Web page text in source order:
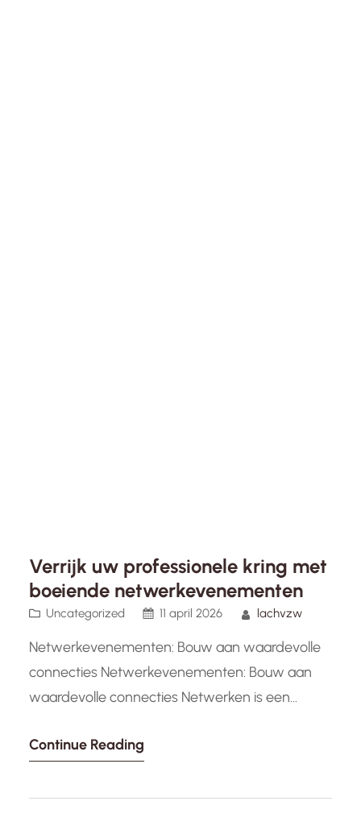
Verrijk uw professionele kring met
boeiende netwerkevenementen
Uncategorized 11 april 2026 lachvzw
Netwerkevenementen: Bouw aan waardevolle
connecties Netwerkevenementen: Bouw aan
waardevolle connecties Netwerken is een
u nu een ondernemer, professional of student
sleutel zijn tot succes. Een effectieve manier om
Continue Reading